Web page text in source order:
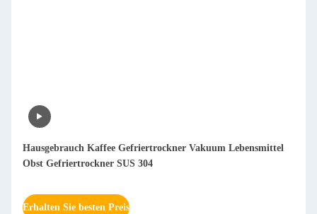
Hausgebrauch Kaffee Gefriertrockner Vakuum Lebensmittel
Obst Gefriertrockner SUS 304
Erhalten Sie besten Preis